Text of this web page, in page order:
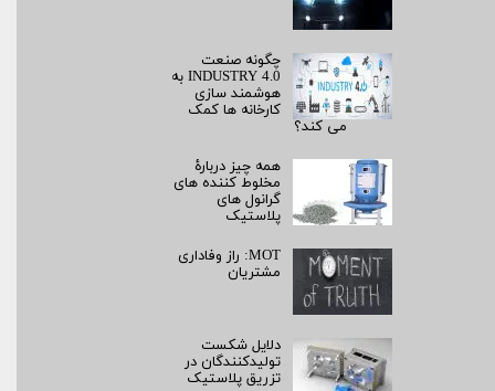
چگونه صنعت
INDUSTRY 4.0 به
هوشمند سازی
کارخانه ها کمک
می کند؟
همه چیز دربارۀ
مخلوط کننده های
گرانول های
پلاستیک
MOT: راز وفاداری
مشتریان
دلایل شکست
تولیدکنندگان در
تزریق پلاستیک